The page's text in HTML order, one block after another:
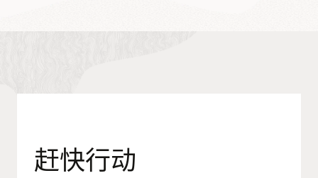
赶快行动